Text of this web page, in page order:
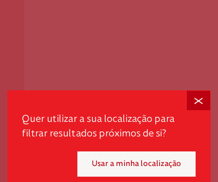
Quer utilizar a sua localização para
filtrar resultados próximos de si?
Usar a minha localização